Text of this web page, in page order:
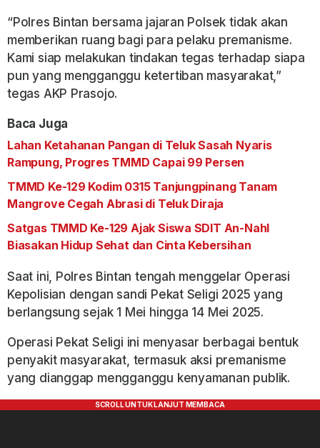
“Polres Bintan bersama jajaran Polsek tidak akan
memberikan ruang bagi para pelaku premanisme.
Kami siap melakukan tindakan tegas terhadap siapa
pun yang mengganggu ketertiban masyarakat,”
tegas AKP Prasojo.
Baca Juga
Lahan Ketahanan Pangan di Teluk Sasah Nyaris
Rampung, Progres TMMD Capai 99 Persen
TMMD Ke-129 Kodim 0315 Tanjungpinang Tanam
Mangrove Cegah Abrasi di Teluk Diraja
Satgas TMMD Ke-129 Ajak Siswa SDIT An-Nahl
Biasakan Hidup Sehat dan Cinta Kebersihan
Saat ini, Polres Bintan tengah menggelar Operasi
Kepolisian dengan sandi Pekat Seligi 2025 yang
berlangsung sejak 1 Mei hingga 14 Mei 2025.
Operasi Pekat Seligi ini menyasar berbagai bentuk
penyakit masyarakat, termasuk aksi premanisme
yang dianggap mengganggu kenyamanan publik.